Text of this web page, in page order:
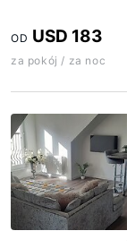
OD USD 183
za pokój / za noc